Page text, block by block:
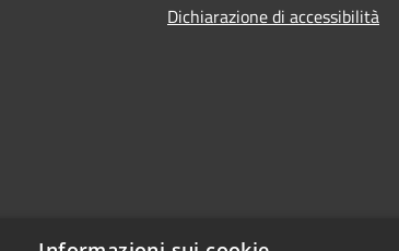
Dichiarazione di accessibilità